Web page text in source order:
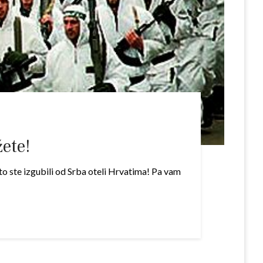
ste izgubili od Srba oteli Hrvatima! Pa vam